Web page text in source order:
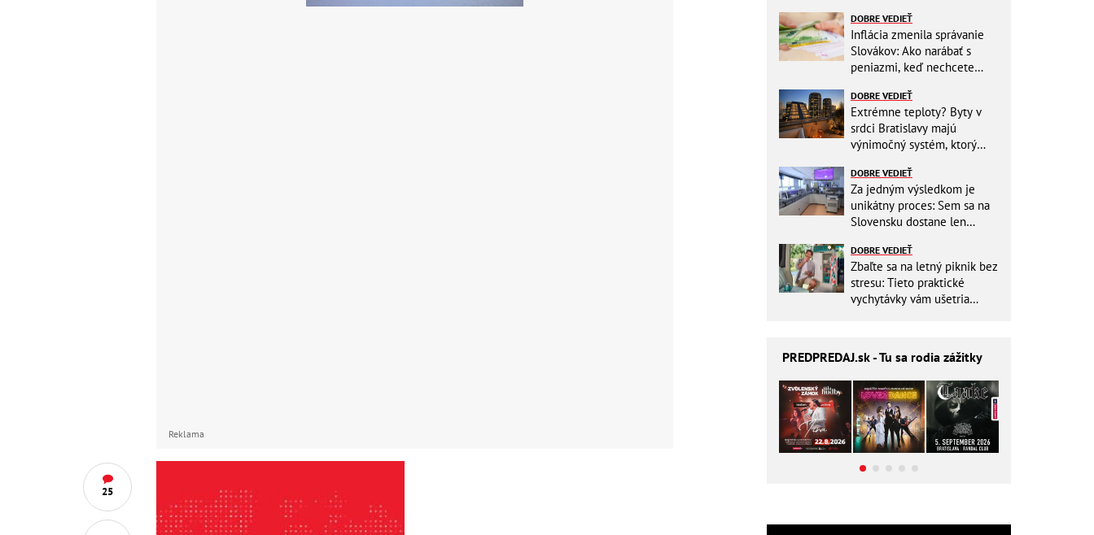
25
Reklama
DOBRE VEDIEŤ
Inflácia zmenila správanie
Slovákov: Ako narábať s
peniazmi, keď nechcete
DOBRE VEDIEŤ
Extrémne teploty? Byty v
srdci Bratislavy majú
výnimočný systém, ktorý
DOBRE VEDIEŤ
Za jedným výsledkom je
unikátny proces: Sem sa na
Slovensku dostane len
DOBRE VEDIEŤ
Zbaľte sa na letný piknik bez
stresu: Tieto praktické
vychytávky vám ušetria
PREDPREDAJ.sk - Tu sa rodia zážitky